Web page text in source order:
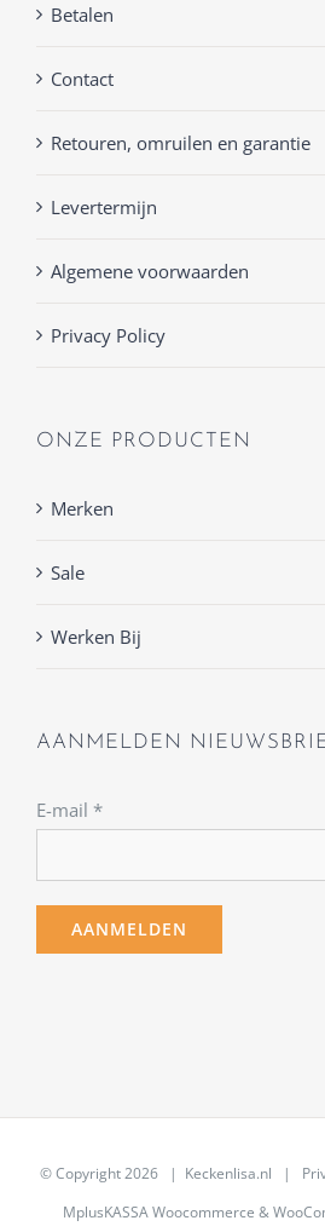
Betalen
Contact
Retouren, omruilen en garantie
Levertermijn
Algemene voorwaarden
Privacy Policy
ONZE PRODUCTEN
Merken
Sale
Werken Bij
AANMELDEN
E-mail *
© Copyright2026 | Keckenlisa.nl |
MplusKASSA Woocommerce &